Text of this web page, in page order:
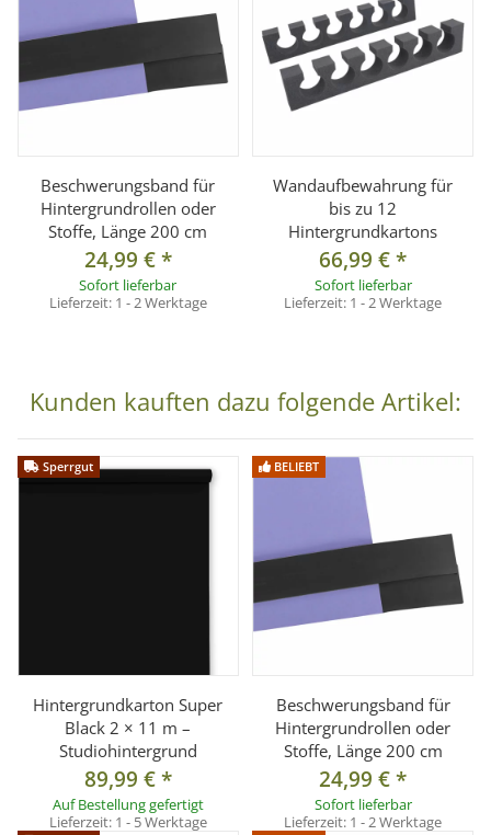
Versand auf Inseln oder ins Ausland. Die Zustellung
erfolgt per Spedition.
Nachnahme ist nicht möglich.
Wichtiger Hinweis zur Sonderanfertigung
Dieser Artikel wird
auf ein festes Maß von 2 × 11 m
Abs. 2 Nr. 1 BGB.
Ein Widerruf oder Umtausch ist nach Bestellung
ausgeschlossen.
Technische Daten
Breite:2 m
Länge:11 m
Gewicht: ca. 4,5 kg
Beschwerungsband für
Hintergrundrollen oder
Stoffe, Länge 200 cm
24,99 €*
Sofort lieferbar
Lieferzeit: 1 - 2 Werktage
Wandaufbewahrung für
bis zu 12
Hintergrundkartons
66,99 €*
Sofort lieferbar
Lieferzeit: 1 - 2 Werktage
Kunden kauften dazu folgende Artikel:
Sperrgut
Hintergrundkarton Super
Black 2 × 11 m –
Studiohintergrund
89,99 €*
Auf Bestellung gefertigt
Lieferzeit: 1 - 5 Werktage
BELIEBT
Beschwerungsband für
Hintergrundrollen oder
Stoffe, Länge 200 cm
24,99 €*
Sofort lieferbar
Lieferzeit: 1 - 2 Werktage